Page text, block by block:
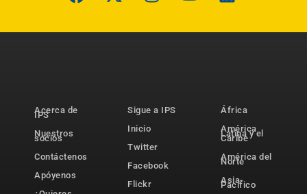
Acerca de
IPS
Nuestros
socios
Contáctenos
Apóyenos
Sigue a IPS
Inicio
Twitter
Facebook
Flickr
África
América
Latina y el
Caribe
América del
Norte
Asia-
Pacífico